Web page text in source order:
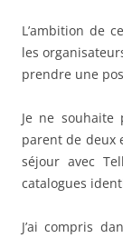
L’ambition de
les
prendre une
Je ne souhaite
parent de deux
séjour avec
catalogues
J’ai compris